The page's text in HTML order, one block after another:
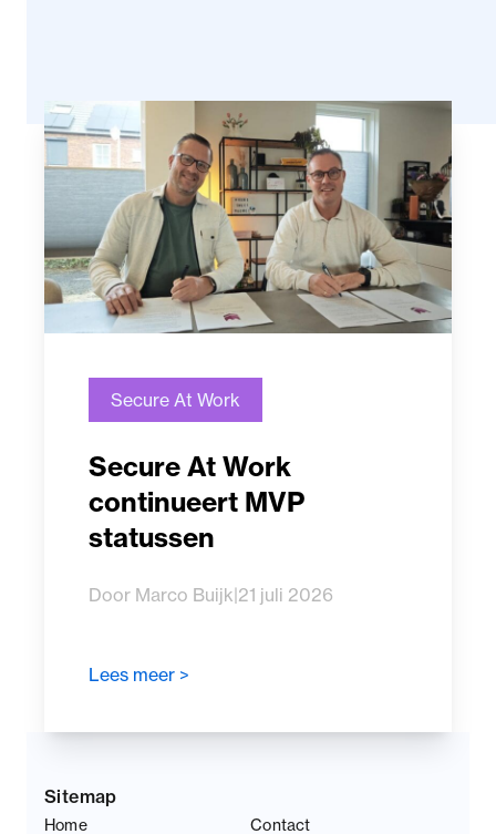
Secure At Work
Secure At Work
continueert MVP
statussen
Door Marco Buijk 21 juli 2026
Lees meer >
Sitemap
Home Contact